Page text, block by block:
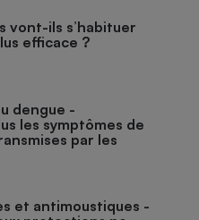
vont-ils s’habituer
efficace ?
dengue -
les symptômes de
par les
et antimoustiques -